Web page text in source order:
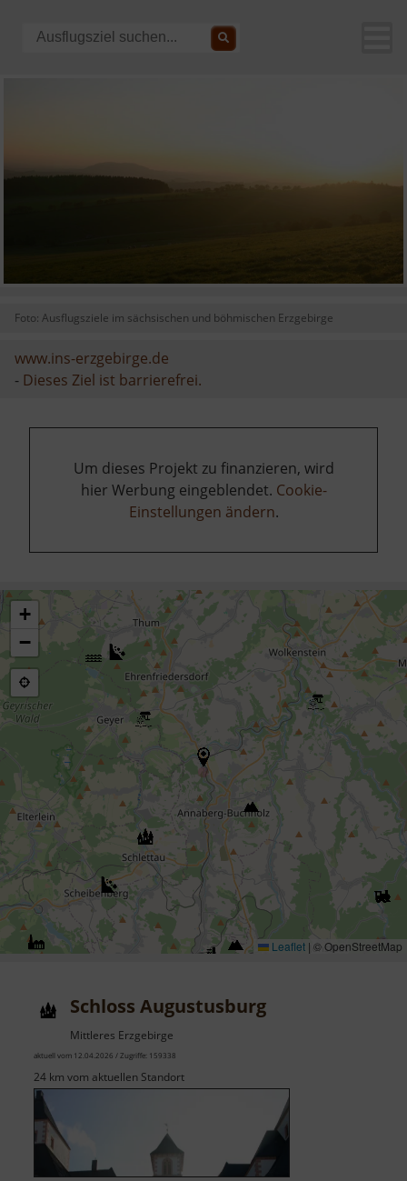
Foto: Ausflugsziele im sächsischen und böhmischen Erzgebirge
www.ins-erzgebirge.de
- Dieses Ziel ist barrierefrei.
Um dieses Projekt zu finanzieren, wird
hier Werbung eingeblendet. Cookie-
Einstellungen ändern.
+
−
Leaflet | © OpenStreetMap
Schloss Augustusburg
Mittleres Erzgebirge
aktuell vom 12.04.2026 / Zugriffe: 159338
24 km vom aktuellen Standort